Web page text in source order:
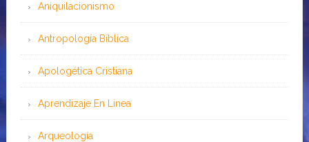
Aniquilacionismo
Antropología Bíblica
Apologética Cristiana
Aprendizaje En Línea
Arqueología